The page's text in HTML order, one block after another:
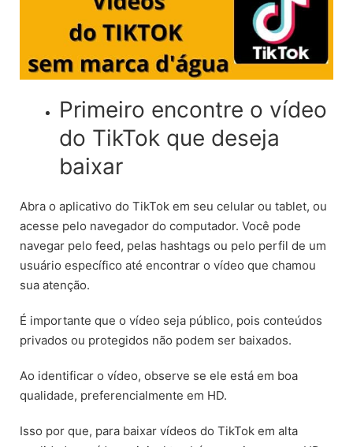
Primeiro encontre o vídeo
do TikTok que deseja
baixar
Abra o aplicativo do TikTok em seu celular ou tablet, ou
acesse pelo navegador do computador. Você pode
navegar pelo feed, pelas hashtags ou pelo perfil de um
usuário específico até encontrar o vídeo que chamou
sua atenção.
É importante que o vídeo seja público, pois conteúdos
privados ou protegidos não podem ser baixados.
Ao identificar o vídeo, observe se ele está em boa
qualidade, preferencialmente em HD.
Isso por que, para baixar vídeos do TikTok em alta